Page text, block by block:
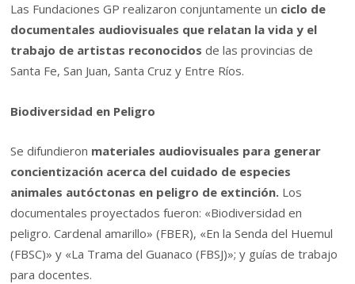
Las Fundaciones GP realizaron conjuntamente un ciclo de
documentales audiovisuales que relatan la vida y el
trabajo de artistas reconocidosde las provincias de
Santa Fe, San Juan, Santa Cruz y Entre Ríos.
Biodiversidad en Peligro
Se difundieron materiales audiovisuales para generar
concientización acerca del cuidado de especies
animales autóctonas en peligro de extinción. Los
documentales proyectados fueron: «Biodiversidad en
peligro. Cardenal amarillo» (FBER), «En la Senda del Huemul
(FBSC)» y «La Trama del Guanaco (FBSJ)»; y guías de trabajo
para docentes.